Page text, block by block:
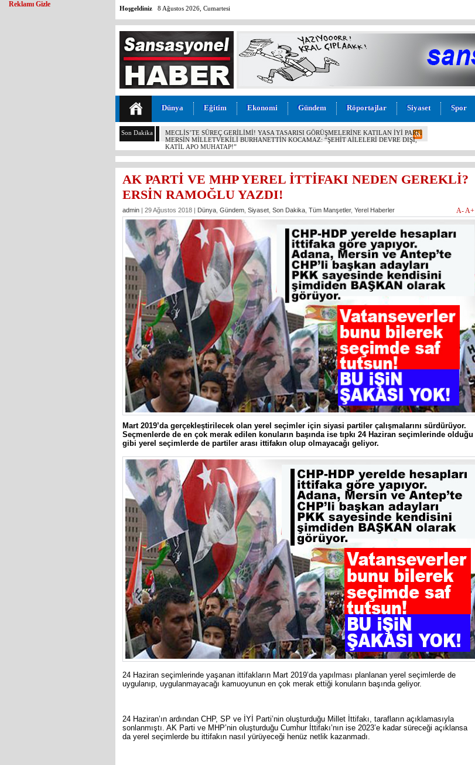
Hoşgeldiniz 8 Ağustos 2026, Cumartesi
Dünya Eğitim Ekonomi Gündem Röportajlar Siyaset Spor
Son Dakika MERSİN’DE DALTONLAR’A ŞOK OPERASYON: EYLEME GELEN 6 KİŞİ TUTUKLANDI!
AK PARTİ VE MHP YEREL İTTİFAKI NEDEN GEREKLİ?
ERSİN RAMOĞLU YAZDI!
admin | 29 Ağustos 2018 | Dünya Gündem Siyaset Son Dakika Tüm Manşetler, Yerel Haberler A-A+
Mart 2019’da gerçekleştirilecek olan yerel seçimler için siyasi partiler çalışmalarını sürdürüyor.
Seçmenlerde de en çok merak edilen konuların başında ise tıpkı 24 Haziran seçimlerinde olduğu
gibi yerel seçimlerde de partiler arası ittifakın olup olmayacağı geliyor.
24 Haziran seçimlerinde yaşanan ittifakların Mart 2019’da yapılması planlanan yerel seçimlerde de
uygulanıp, uygulanmayacağı kamuoyunun en çok merak ettiği konuların başında geliyor.
24 Haziran’ın ardından CHP, SP ve İYİ Parti’nin oluşturduğu Millet İttifakı, tarafların açıklamasıyla
sonlanmıştı. AK Parti ve MHP’nin oluşturduğu Cumhur İttifakı’nın ise 2023’e kadar süreceği açıklansa
da yerel seçimlerde bu ittifakın nasıl yürüyeceği henüz netlik kazanmadı.
Reklamı Gizle